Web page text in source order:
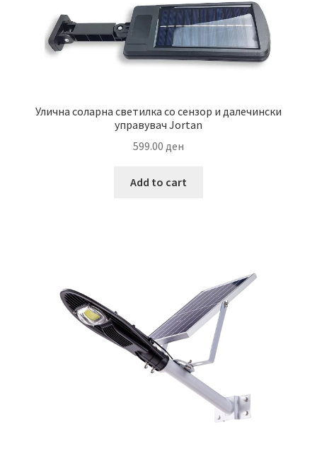
Улична соларна светилка со сензор и далечински
управувач Jortan
599.00 ден
Add to cart